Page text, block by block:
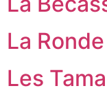
La
Les